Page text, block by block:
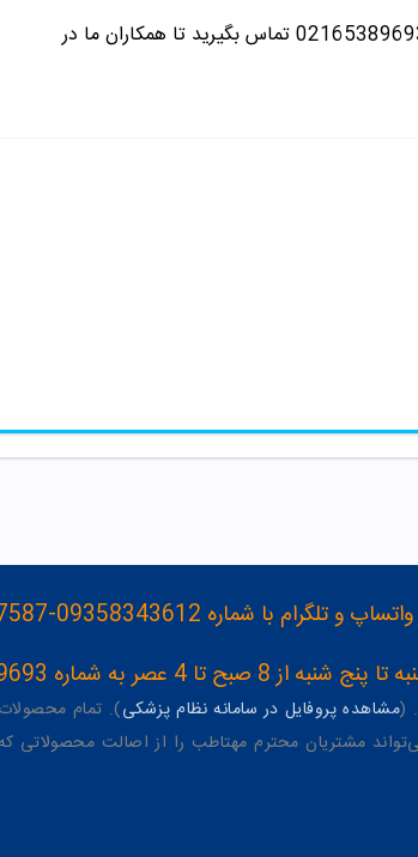
تماس بگیرید تا همکاران ما در
شماره 09358343612-09302007587
4 عصر به شماره 02165389693
مشاهده پروفایل در سامانه نظام پزشکی). تمام
مشتریان محترم مهتاطب را از اصالت محصولاتی